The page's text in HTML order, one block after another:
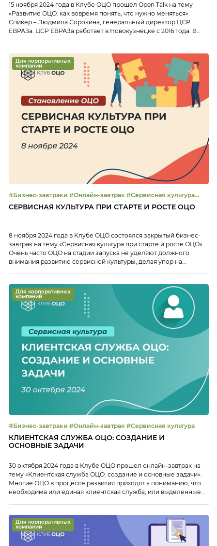
15 ноября 2024 года в Клубе ОЦО прошел Open Talk на тему
«Развитие ОЦО: как вовремя понять, что нужно меняться».
Спикер – Людмила Сорокина, генеральный директор ЦСР
ЕВРАЗа. ЦСР ЕВРАЗа работает в Новокузнецке с 2016 года. В
Для корпоративных
компаний
#Бизнес-завтраки #Онлайн-завтрак #Сервисная культура
#Создание ОЦО
СЕРВИСНАЯ КУЛЬТУРА ПРИ СТАРТЕ И РОСТЕ ОЦО
8 ноября 2024 года в Клубе ОЦО состоялся закрытый бизнес-
завтрак на тему «Сервисная культура при старте и росте ОЦО».
Очень часто ОЦО на стадии запуска не уделяют должного
внимания развитию сервисной культуры, делая упор на
на стадии становления Центра […]
Для корпоративных
компаний
#Бизнес-завтраки #Онлайн-завтрак #Сервисная культура
КЛИЕНТСКАЯ СЛУЖБА ОЦО: СОЗДАНИЕ И
ОСНОВНЫЕ ЗАДАЧИ
30 октября 2024 года в Клубе ОЦО прошел онлайн-завтрак на
тему «Клиентская служба ОЦО: создание и основные задачи».
Многие ОЦО в процессе развития приходят к пониманию, что
необходима или единая клиентская служба, или выделенные
следить за качеством их выполнения […]
Для корпоративных
компаний